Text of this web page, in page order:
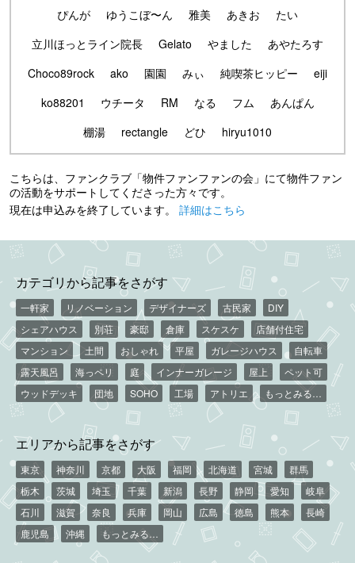
ぴんが
ゆうこぼ〜ん 雅美 あきお
たい
立川ほっとライン院長
Gelato やました
あやたろす
Choco89rock
ako 園園 みぃ 純喫茶ヒッピー
eiji
ko88201
ウチータ RM なる フム
あんぱん
棚湯
rectangle どひ hiryu1010
こちらは、ファンクラブ「物件ファンファンの会」にて物件ファン
の活動をサポートしてくださった方々です。
現在は申込みを終了しています。 詳細はこちら
カテゴリから記事をさがす
一軒家 リノベーション デザイナーズ 古民家
DIY
シェアハウス
別荘 豪邸 倉庫 スケスケ
店舗付住宅
マンション
土間 おしゃれ 平屋 ガレージハウス
自転車
露天風呂
海っペリ 庭 インナーガレージ 屋上
ペット可
ウッドデッキ
団地 SOHO 工場 アトリエ もっとみる…
エリアから記事をさがす
東京 神奈川 京都 大阪 福岡 北海道 宮城
群馬
栃木
茨城 埼玉 千葉 新潟 長野 静岡 愛知
岐阜
石川
滋賀 奈良 兵庫 岡山 広島 徳島 熊本
長崎
鹿児島
沖縄 もっとみる…